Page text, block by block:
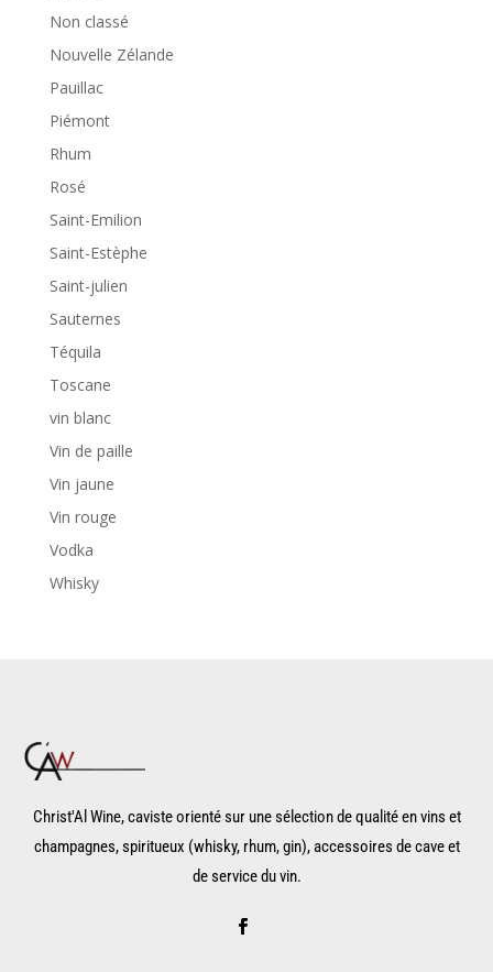
Non classé
Nouvelle Zélande
Pauillac
Piémont
Rhum
Rosé
Saint-Emilion
Saint-Estèphe
Saint-julien
Sauternes
Téquila
Toscane
vin blanc
Vin de paille
Vin jaune
Vin rouge
Vodka
Whisky
Christ'Al Wine, caviste orienté sur une sélection de qualité en vins et
champagnes, spiritueux (whisky, rhum, gin), accessoires de cave et
de service du vin.